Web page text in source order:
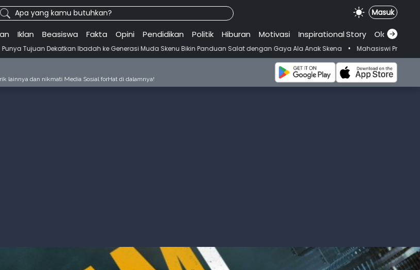
Apa yang kamu butuhkan? Masuk
Iklan Beasiswa Fakta Opini Pendidikan Politik Hiburan Motivasi Inspirational.Story Olahraga
Ibadah ke Generasi Muda Skenu Bikin Panduan Salat dengan Gaya Ala Anak Skena • Mahasiswi Prodi FKM-Undana Diduga
lainnya dan nikmati Media Sosial forHat di dalamnya!